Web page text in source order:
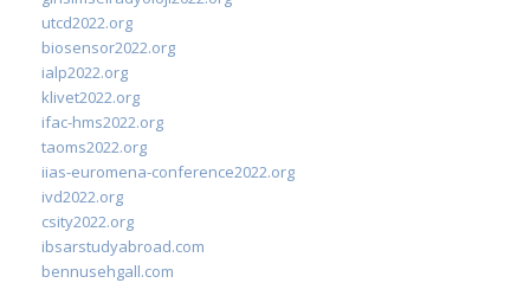
utcd2022.org
biosensor2022.org
ialp2022.org
klivet2022.org
ifac-hms2022.org
taoms2022.org
iias-euromena-conference2022.org
ivd2022.org
csity2022.org
ibsarstudyabroad.com
bennusehgall.com